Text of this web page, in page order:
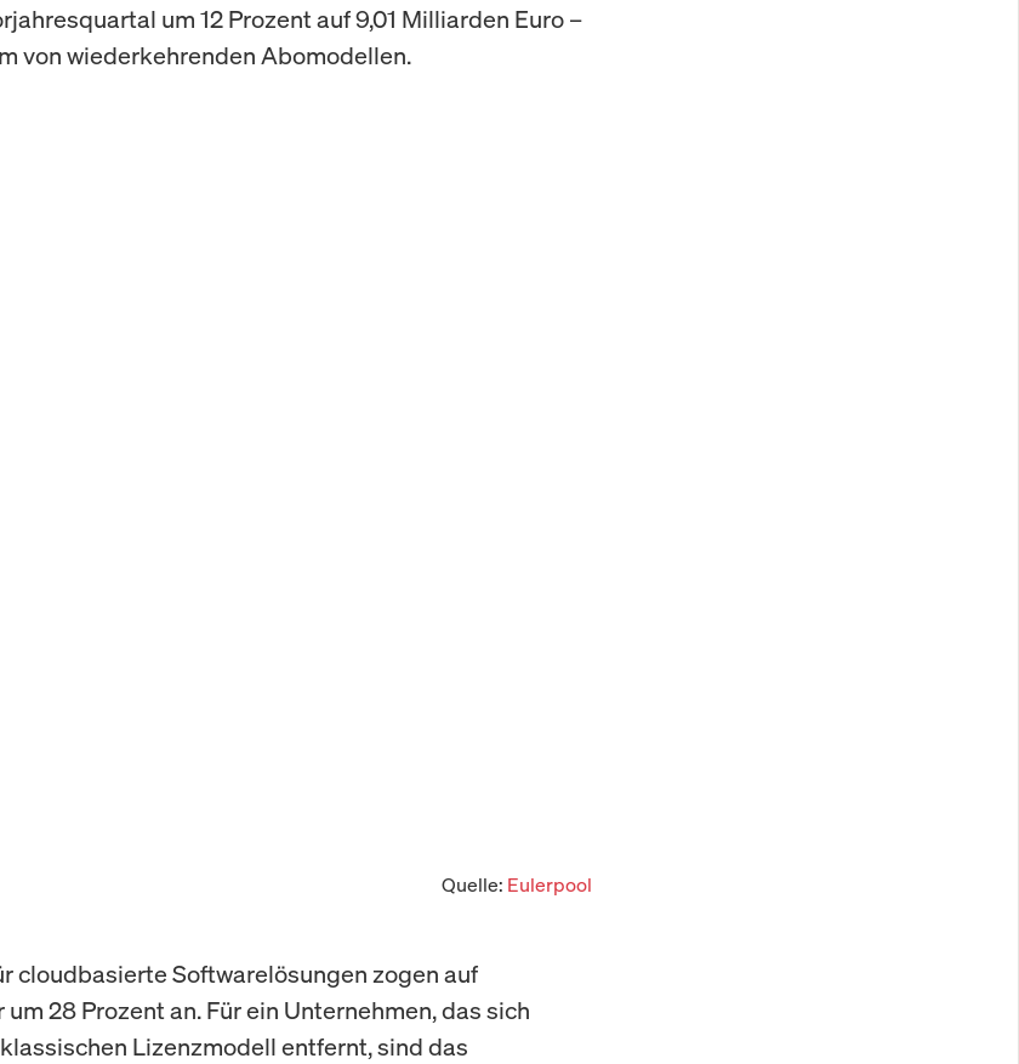
um 12 Prozent auf 9,01 Milliarden Euro –
von wiederkehrenden Abomodellen.
Quelle: Eulerpool
cloudbasierte Softwarelösungen zogen auf
28 Prozent an. Für ein Unternehmen, das sich
Lizenzmodell entfernt, sind das